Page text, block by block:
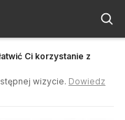
Ci korzystanie z
wizycie. Dowiedz